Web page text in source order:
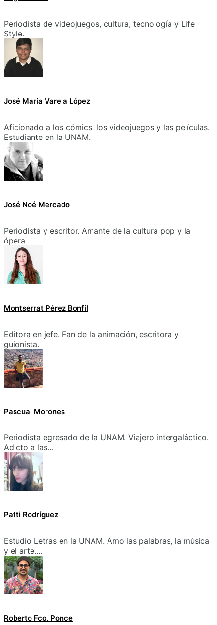
Periodista de videojuegos, cultura, tecnología y Life
Style.
José María Varela López
Aficionado a los cómics, los videojuegos y las películas.
Estudiante en la UNAM.
José Noé Mercado
Periodista y escritor. Amante de la cultura pop y la
ópera.
Montserrat Pérez Bonfil
Editora en jefe. Fan de la animación, escritora y
guionista.
Pascual Morones
Periodista egresado de la UNAM. Viajero intergaláctico.
Adicto a las…
Patti Rodríguez
Estudio Letras en la UNAM. Amo las palabras, la música
y el arte.…
Roberto Fco. Ponce